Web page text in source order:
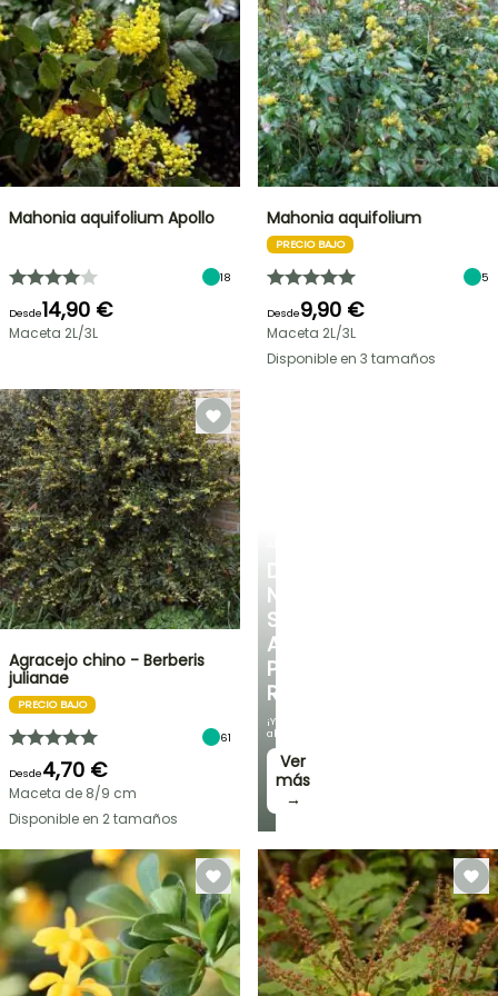
OFERTA
RELÁMPAGO
¡HASTA
UN
30
%
DESCUBRE
NUESTRA
SELECCIÓN
A
PRECIOS
REDUCIDOS
¡Y
ahorra!
Ver
más
→
Mahonia aquifolium Apollo
18
Desde14,90 €
Maceta 2L/3L
Mahonia aquifolium
PRECIO BAJO
5
Desde9,90 €
Maceta 2L/3L
Disponible en 3 tamaños
Agracejo chino - Berberis
julianae
PRECIO BAJO
61
Desde4,70 €
Maceta de 8/9 cm
Disponible en 2 tamaños